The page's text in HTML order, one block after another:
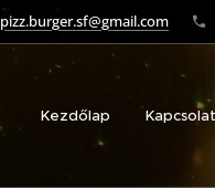
pizz.burger.sf@gmail.com
Kezdőlap Kapcsolat